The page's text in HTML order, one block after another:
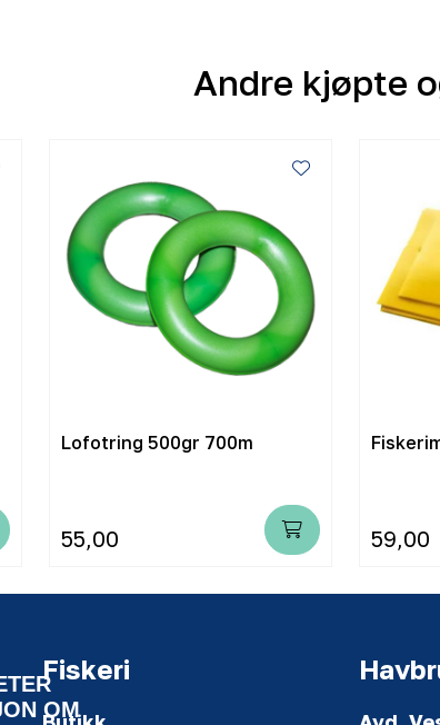
Andre kjøpte
Lofotring 500gr 700m
55,00 59,00
OM
Fiskeri